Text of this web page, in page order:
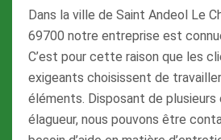
Dans la ville de Saint Andeol Le
69700 notre entreprise est
C’est pour cette raison que les
exigeants choisissent de
éléments. Disposant de plusieurs
élagueur, nous pouvons être